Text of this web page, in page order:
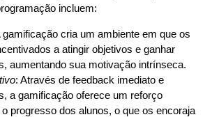
incluem:
gamificação cria um ambiente em que os
a atingir objetivos e ganhar
aumentando sua motivação intrínseca.
: Através de feedback imediato e
a gamificação oferece um reforço
progresso dos alunos, o que os encoraja